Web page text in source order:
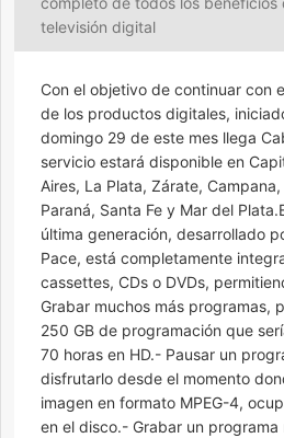
televisión digital
Con el objetivo de continuar con
de los productos digitales,
domingo 29 de este mes llega
servicio estará disponible en
Aires, La Plata, Zárate,
Paraná, Santa Fe y Mar del
última generación, desarrollado
Pace, está completamente
cassettes, CDs o DVDs,
Grabar muchos más programas,
250 GB de programación que
70 horas en HD.- Pausar un
disfrutarlo desde el momento
imagen en formato MPEG-4,
en el disco.- Grabar un